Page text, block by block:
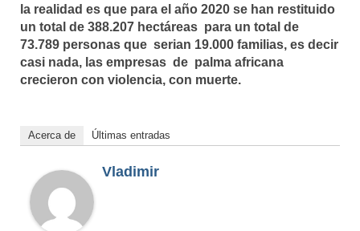
la realidad es que para el año 2020 se han restituido
un total de 388.207 hectáreas para un total de
73.789 personas que serian 19.000 familias, es decir
casi nada, las empresas de palma africana
crecieron con violencia, con muerte.
Acerca de Últimas entradas
Vladimir